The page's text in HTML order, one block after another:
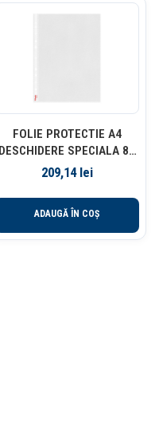
FOLIE PROTECTIE A4
DESCHIDERE SPECIALA 85
MICRONI 100/SET ESSELT
209,14 lei
ADAUGĂ ÎN COȘ